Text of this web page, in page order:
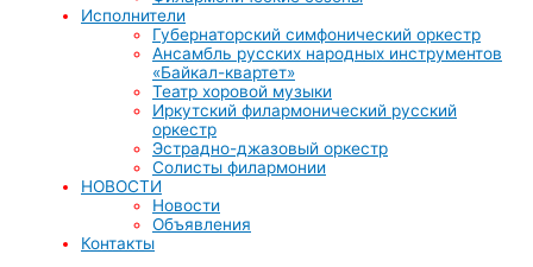
Исполнители
Губернаторский симфонический оркестр
Ансамбль русских народных инструментов
«Байкал-квартет»
Театр хоровой музыки
Иркутский филармонический русский
оркестр
Эстрадно-джазовый оркестр
Солисты филармонии
НОВОСТИ
Новости
Объявления
Контакты